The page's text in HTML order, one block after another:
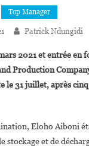
Top Manager
Patrick Ndungidi
2021 et entrée en
Production
le 31 juillet, après
Eloho Aiboni
stockage et de